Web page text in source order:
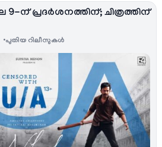
പ്രദർശനത്തിന്; ചിത്രത്തിന്
പുതിയ റിലീസുകള്‍